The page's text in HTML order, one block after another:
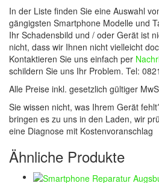
In der Liste finden Sie eine Auswahl
gängigsten Smartphone Modelle und
Ihr Schadensbild und / oder Gerät ist
nicht, dass wir Ihnen nicht vielleicht
Kontaktieren Sie uns einfach per
schildern Sie uns Ihr Problem. Tel:
Alle Preise inkl. gesetzlich gültiger
Sie wissen nicht, was Ihrem Gerät
bringen es zu uns in den Laden, wir
eine Diagnose mit Kostenvoranschlag
Ähnliche Produkte